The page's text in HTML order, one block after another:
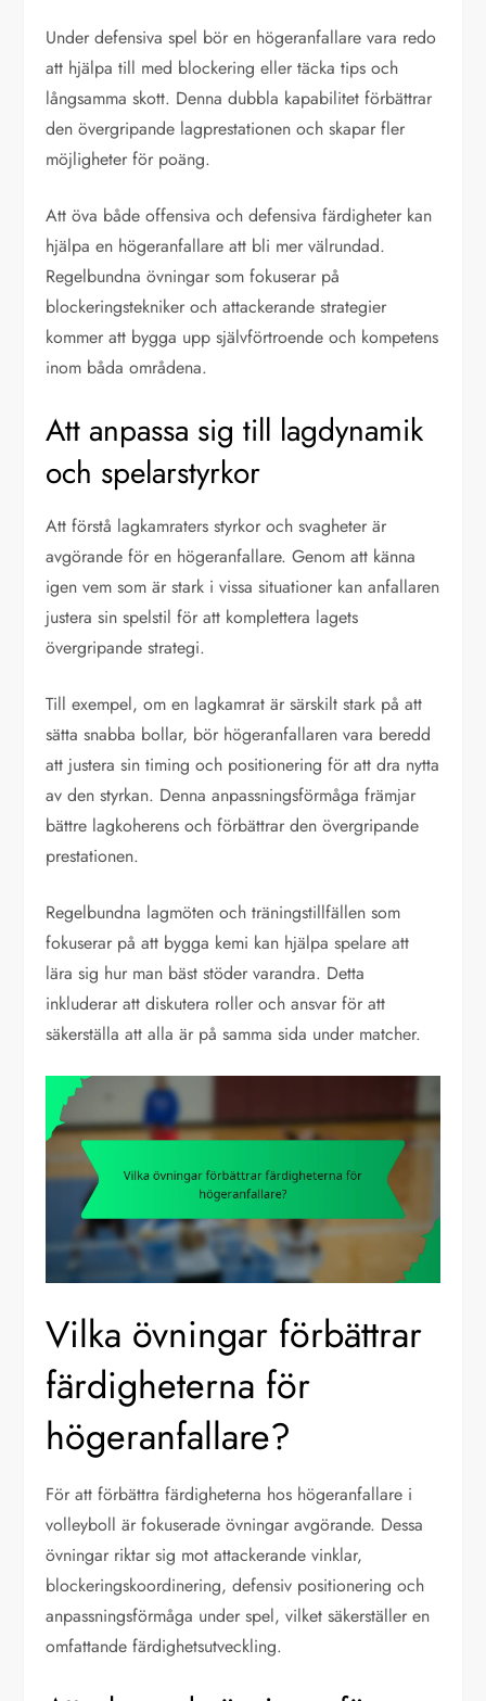
Under defensiva spel bör en högeranfallare vara redo
att hjälpa till med blockering eller täcka tips och
långsamma skott. Denna dubbla kapabilitet förbättrar
den övergripande lagprestationen och skapar fler
möjligheter för poäng.
Att öva både offensiva och defensiva färdigheter kan
hjälpa en högeranfallare att bli mer välrundad.
Regelbundna övningar som fokuserar på
blockeringstekniker och attackerande strategier
kommer att bygga upp självförtroende och kompetens
inom båda områdena.
Att anpassa sig till lagdynamik
och spelarstyrkor
Att förstå lagkamraters styrkor och svagheter är
avgörande för en högeranfallare. Genom att känna
igen vem som är stark i vissa situationer kan anfallaren
justera sin spelstil för att komplettera lagets
övergripande strategi.
Till exempel, om en lagkamrat är särskilt stark på att
sätta snabba bollar, bör högeranfallaren vara beredd
att justera sin timing och positionering för att dra nytta
av den styrkan. Denna anpassningsförmåga främjar
bättre lagkoherens och förbättrar den övergripande
prestationen.
Regelbundna lagmöten och träningstillfällen som
fokuserar på att bygga kemi kan hjälpa spelare att
lära sig hur man bäst stöder varandra. Detta
inkluderar att diskutera roller och ansvar för att
säkerställa att alla är på samma sida under matcher.
Vilka övningar förbättrar
färdigheterna för
högeranfallare?
För att förbättra färdigheterna hos högeranfallare i
volleyboll är fokuserade övningar avgörande. Dessa
övningar riktar sig mot attackerande vinklar,
blockeringskoordinering, defensiv positionering och
anpassningsförmåga under spel, vilket säkerställer en
omfattande färdighetsutveckling.